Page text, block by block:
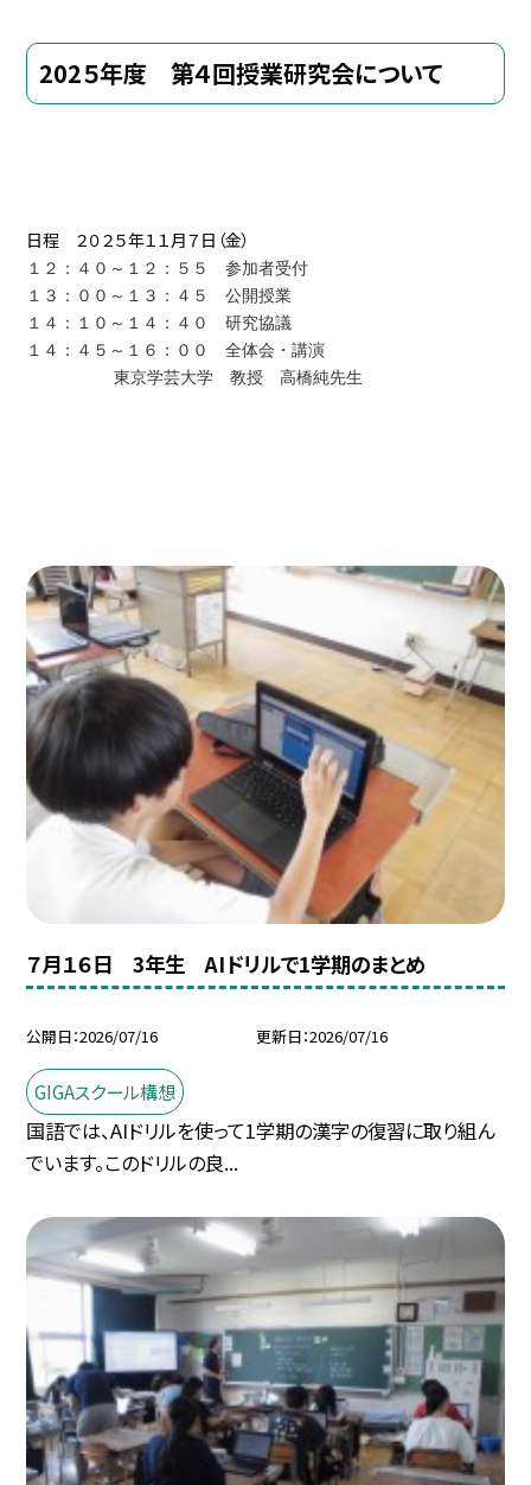
202５年度 第４回授業研究会について
日程 ２０２５年１１月７日（金）
１２：４０～１２：５５ 参加者受付
１３：００～１３：４５ 公開授業
１４：１０～１４：４０ 研究協議
１４：４５～１６：００ 全体会・講演
東京学芸大学 教授 高橋純先生
７月１６日 3年生 AIドリルで1学期のまとめ
公開日 2026/07/16 更新日 2026/07/16
GIGAスクール構想
国語では、AIドリルを使って1学期の漢字の復習に取り組ん
でいます。このドリルの良...